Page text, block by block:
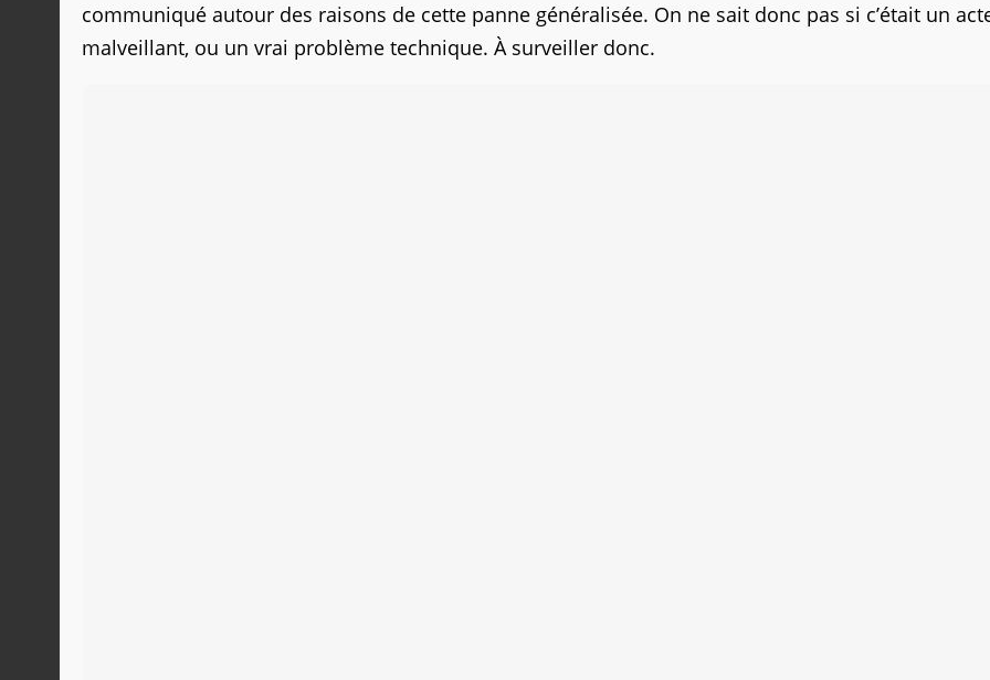
communiqué autour des raisons de cette panne généralisée. On ne sait donc pas si c’était un
malveillant, ou un vrai problème technique. À surveiller donc.